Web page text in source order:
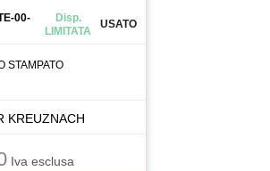
00-
Disp.
LIMITATA
USATO
STAMPATO
KREUZNACH
Iva esclusa